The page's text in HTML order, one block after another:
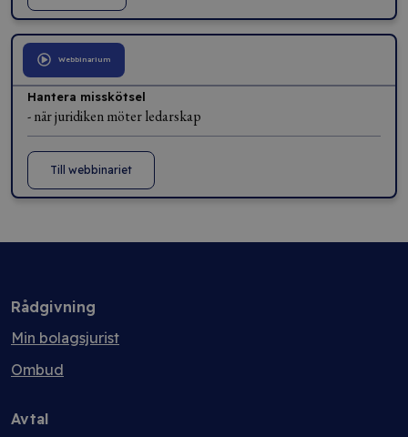
Webbinarium
Hantera misskötsel
- när juridiken möter ledarskap
Till webbinariet
Rådgivning
Min bolagsjurist
Ombud
Avtal